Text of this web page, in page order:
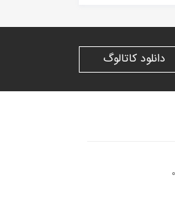
دانلود کاتالوگ